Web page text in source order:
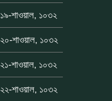
১৯-শাওয়াল, ১০৩২
২০-শাওয়াল, ১০৩২
২১-শাওয়াল, ১০৩২
২২-শাওয়াল, ১০৩২